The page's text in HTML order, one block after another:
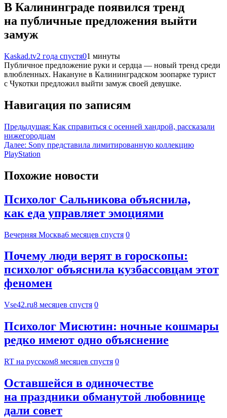
В Калининграде появился тренд
на публичные предложения выйти
замуж
Kaskad.tv2 года спустя01 минуты
Публичное предложение руки и сердца — новый тренд среди
влюбленных. Накануне в Калининградском зоопарке турист
с Чукотки предложил выйти замуж своей девушке.
Навигация по записям
Предыдущая: Как справиться с осенней хандрой, рассказали
нижегородцам
Далее: Sony представила лимитированную коллекцию
PlayStation
Похожие новости
Психолог Сальникова объяснила,
как еда управляет эмоциями
Вечерняя Москва6 месяцев спустя 0
Почему люди верят в гороскопы:
психолог объяснила кузбассовцам этот
феномен
Vse42.ru8 месяцев спустя 0
Психолог Мисютин: ночные кошмары
редко имеют одно объяснение
RT на русском8 месяцев спустя 0
Оставшейся в одиночестве
на праздники обманутой любовнице
дали совет